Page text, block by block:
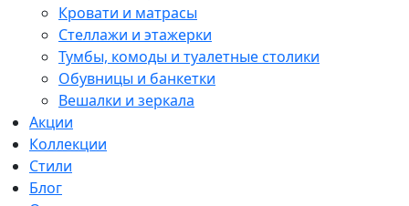
Кровати и матрасы
Стеллажи и этажерки
Тумбы, комоды и туалетные столики
Обувницы и банкетки
Вешалки и зеркала
Акции
Коллекции
Стили
Блог